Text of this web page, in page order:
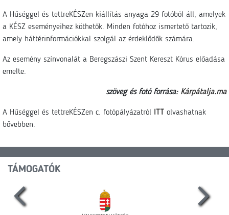
A Hűséggel és tettreKÉSZen kiállítás anyaga 29 fotóból áll, amelyek
a KÉSZ eseményeihez köthetők. Minden fotóhoz ismertető tartozik,
amely háttérinformációkkal szolgál az érdeklődők számára.
Az esemény színvonalát a Beregszászi Szent Kereszt Kórus előadása
emelte.
szöveg és fotó forrása: Kárpátalja.ma
A Hűséggel és tettreKÉSZen c. fotópályázatról ITT olvashatnak
bővebben.
TÁMOGATÓK